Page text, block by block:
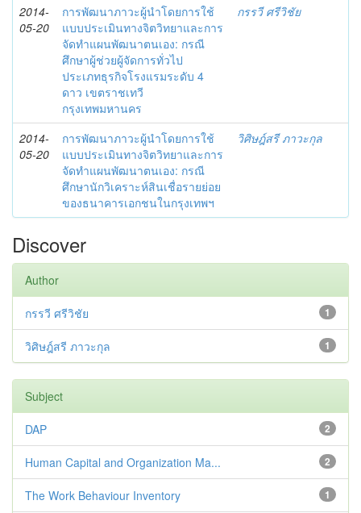
2014-
05-20
การพัฒนาภาวะผู้นำโดยการใช้
แบบประเมินทางจิตวิทยาและการ
จัดทำแผนพัฒนาตนเอง: กรณี
ศึกษาผู้ช่วยผู้จัดการทั่วไป
ประเภทธุรกิจโรงแรมระดับ 4
ดาว เขตราชเทวี
กรุงเทพมหานคร
กรรวี ศรีวิชัย
2014-
05-20
การพัฒนาภาวะผู้นำโดยการใช้
แบบประเมินทางจิตวิทยาและการ
จัดทำแผนพัฒนาตนเอง: กรณี
ศึกษานักวิเคราะห์สินเชื่อรายย่อย
ของธนาคารเอกชนในกรุงเทพฯ
วิศิษฎ์สรี ภาวะกุล
Discover
Author
1
กรรวี ศรีวิชัย
1
วิศิษฎ์สรี ภาวะกุล
Subject
2
DAP
2
Human Capital and Organization Ma...
1
The Work Behaviour Inventory